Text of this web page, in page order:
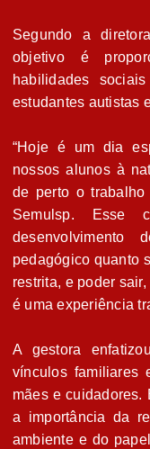
Segundo a
objetivo é
habilidades
estudantes autistas
“Hoje é um dia
nossos alunos à
de perto o
Semulsp. Esse
pedagógico quanto
restrita, e poder
é uma experiência
A gestora
vínculos familiares
mães e cuidadores.
a importância da
ambiente e do